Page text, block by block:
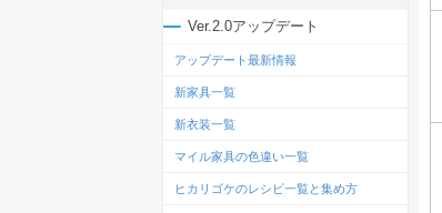
Ver.2.0アップデート
アップデート最新情報
新家具一覧
新衣装一覧
マイル家具の色違い一覧
ヒカリゴケのレシピ一覧と集め方